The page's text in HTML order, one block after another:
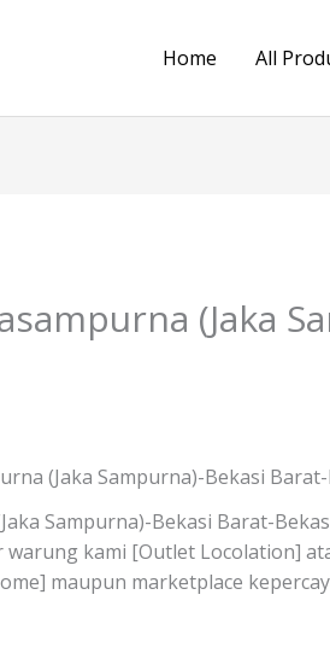
Home All
(Jaka
(Jaka Sampurna)-Bekasi
Sampurna)-Bekasi Barat-
kami [Outlet Locolation]
maupun marketplace